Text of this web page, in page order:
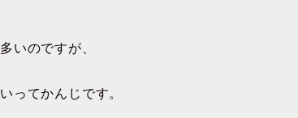
いのですが、
ってかんじです。